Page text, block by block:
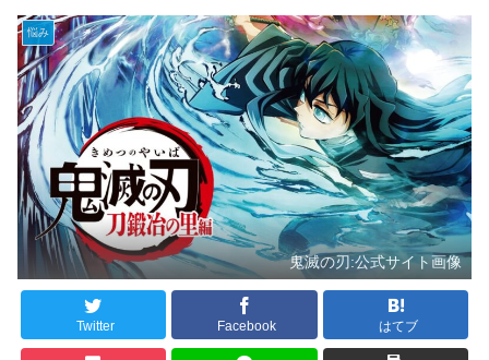
悩み
鬼滅の刃:公式サイト画像
Twitter Facebook はてブ